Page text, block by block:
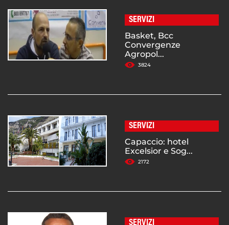
SERVIZI
Basket, Bcc
Convergenze
Agropol...
3824
SERVIZI
Capaccio: hotel
Excelsior e Sog...
2172
SERVIZI